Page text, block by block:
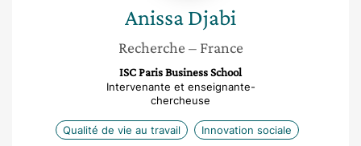
AnissaDjabi
Recherche – France
ISC Paris Business School
Intervenante et enseignante-
chercheuse
Qualité de vie au travail Innovation sociale